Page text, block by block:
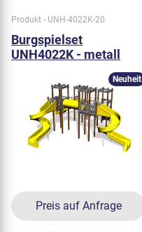
Produkt - UNH-4022K-20
Burgspielset
UNH4022K - metall
Preis auf Anfrage
Neuheit